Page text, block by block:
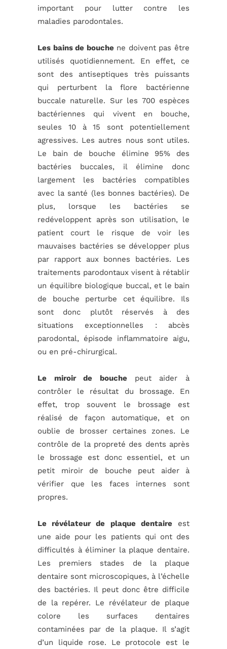
important pour lutter contre les
maladies parodontales.
Les bains de bouchene doivent pas être
utilisés quotidiennement. En effet, ce
sont des antiseptiques très puissants
qui perturbent la flore bactérienne
buccale naturelle. Sur les 700 espèces
bactériennes qui vivent en bouche,
seules 10 à 15 sont potentiellement
agressives. Les autres nous sont utiles.
Le bain de bouche élimine 95% des
bactéries buccales, il élimine donc
largement les bactéries compatibles
avec la santé (les bonnes bactéries). De
plus, lorsque les bactéries se
redéveloppent après son utilisation, le
patient court le risque de voir les
mauvaises bactéries se développer plus
par rapport aux bonnes bactéries. Les
traitements parodontaux visent à rétablir
un équilibre biologique buccal, et le bain
de bouche perturbe cet équilibre. Ils
sont donc plutôt réservés à des
situations exceptionnelles : abcès
parodontal, épisode inflammatoire aigu,
ou en pré-chirurgical.
Le miroir de bouche peut aider à
contrôler le résultat du brossage. En
effet, trop souvent le brossage est
réalisé de façon automatique, et on
oublie de brosser certaines zones. Le
contrôle de la propreté des dents après
le brossage est donc essentiel, et un
petit miroir de bouche peut aider à
vérifier que les faces internes sont
propres.
Le révélateur de plaque dentaireest
une aide pour les patients qui ont des
difficultés à éliminer la plaque dentaire.
Les premiers stades de la plaque
dentaire sont microscopiques, à l’échelle
des bactéries. Il peut donc être difficile
de la repérer. Le révélateur de plaque
colore les surfaces dentaires
contaminées par de la plaque. Il s’agit
d’un liquide rose. Le protocole est le